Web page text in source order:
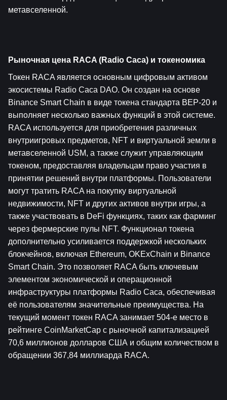
метавселенной.
Рыночная цена RACA (Radio Caca) и токеномика
Токен RACA является основным цифровым активом
экосистемы Radio Caca DAO. Он создан на основе
Binance Smart Chain в виде токена стандарта BEP-20 и
выполняет несколько важных функций в этой системе.
RACA используется для приобретения различных
внутриигровых предметов, NFT и виртуальной земли в
метавселенной USM, а также служит управляющим
токеном, предоставляя владельцам право участия в
принятии решений внутри платформы. Пользователи
могут тратить RACA на покупку виртуальной
недвижимости, NFT и других активов внутри игры, а
также участвовать в DeFi функциях, таких как фарминг
через фермерские пулы NFT. Функционал токена
дополнительно усиливается поддержкой нескольких
блокчейнов, включая Ethereum, OKExChain и Binance
Smart Chain. Это позволяет RACA быть ключевым
элементом экономической и операционной
инфраструктуры платформы Radio Caca, обеспечивая
её пользователям значительные преимущества. На
текущий момент токен RACA занимает 504-е место в
рейтинге CoinMarketCap с рыночной капитализацией
70,6 миллионов долларов США и общим количеством в
обращении 367,84 миллиарда RACA.